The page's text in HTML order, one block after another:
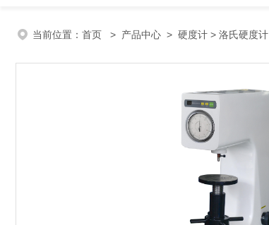
当前位置： 首页 > 产品中心 > 硬度计 > 洛氏硬度计